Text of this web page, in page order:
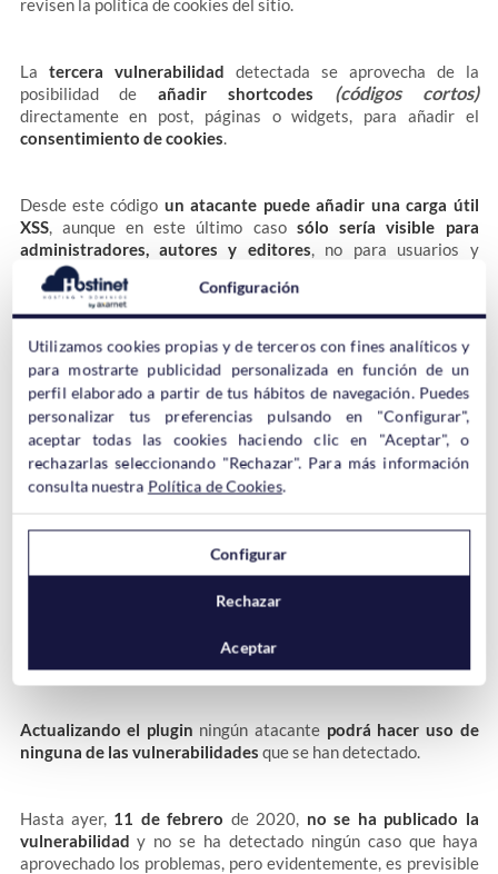
revisen la política de cookies del sitio.
La tercera vulnerabilidad detectada se aprovecha de la
posibilidad deañadir shortcodes (códigos cortos)
directamente en post, páginas o widgets, para añadir el
consentimiento de cookies.
Desde este código un atacante puede añadir una carga útil
XSS, aunque en este último caso sólo sería visible para
administradores, autores y editores, no para usuarios y
suscriptores.
Tengo Instalado el Plugin GDPR Cookie
Consent – ¿Qué debo Hacer?
plugin GDPR Cookie Consent en WordPress
actualizarlo a la versión 1.8.3 o superior
Actualizando el plugin ningún atacante podrá hacer uso de
ninguna de las vulnerabilidades que se han detectado.
Hasta ayer, 11 de febrero de 2020, no se ha publicado la
vulnerabilidad y no se ha detectado ningún caso que haya
aprovechado los problemas, pero evidentemente, es previsible
Configuración
Utilizamos cookies propias y de terceros con fines analíticos y
para mostrarte publicidad personalizada en función de un
perfil elaborado a partir de tus hábitos de navegación. Puedes
personalizar tus preferencias pulsando en "Configurar",
aceptar todas las cookies haciendo clic en "Aceptar", o
rechazarlas seleccionando "Rechazar". Para más información
consulta nuestra Política de Cookies.
Configurar
Rechazar
Aceptar